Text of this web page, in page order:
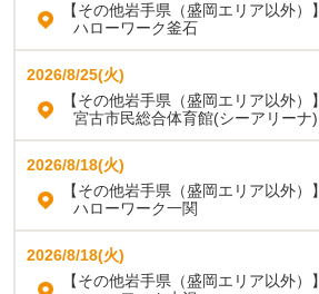
【その他岩手県（盛岡エリア以外）】
ハローワーク釜石
2026/8/25(火)
【その他岩手県（盛岡エリア以外）】
宮古市民総合体育館(シーアリーナ)
2026/8/18(火)
【その他岩手県（盛岡エリア以外）】
ハローワーク一関
2026/8/18(火)
【その他岩手県（盛岡エリア以外）】